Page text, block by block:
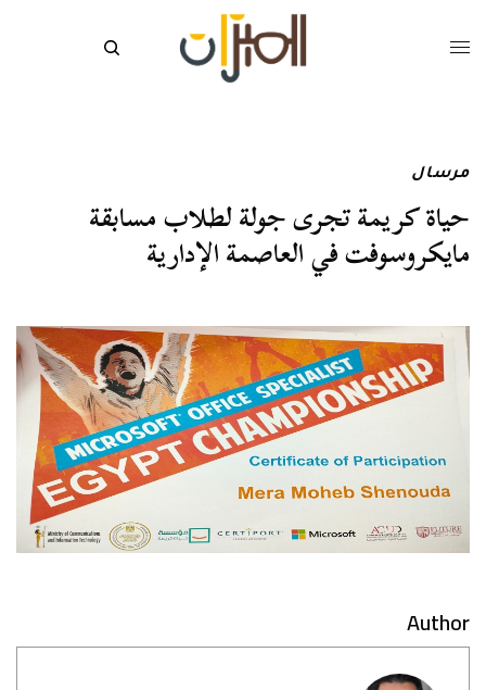
مرسال
حياة كريمة تجرى جولة لطلاب مسابقة
مايكروسوفت في العاصمة الإدارية
Author